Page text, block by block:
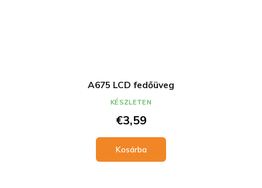
A675 LCD fedőüveg
€3,59
Kosárba
KÉSZLETEN